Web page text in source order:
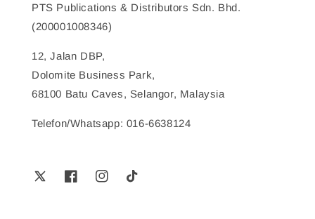
PTS Publications & Distributors Sdn. Bhd.
(200001008346)
12, Jalan DBP,
Dolomite Business Park,
68100 Batu Caves, Selangor, Malaysia
Telefon/Whatsapp: 016-6638124